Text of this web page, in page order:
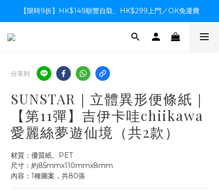
【限時9折】HK$149順豐自取、HK$299上門／OK免運費
【限時9折】HK$149順豐自取、HK$299上門／OK免運費
支付系統升級中，暫停信用卡支付至8月中，造成不便感謝諒解
分享到
SUNSTAR｜立體異形便條紙｜
【第11彈】吉伊卡哇chiikawa
愛麗絲夢遊仙境（共2款）
材質：優質紙、PET
尺寸：約85mmx110mmx8mm
內容：1種圖案，共80張